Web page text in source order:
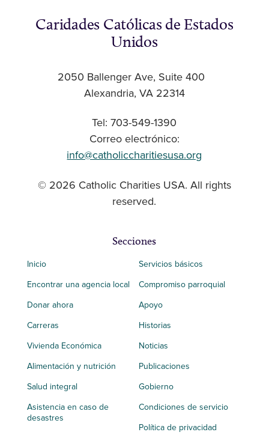
Caridades Católicas de Estados
Unidos
2050 Ballenger Ave, Suite 400
Alexandria, VA 22314
Tel: 703-549-1390
Correo electrónico:
info@catholiccharitiesusa.org
© 2026 Catholic Charities USA. All rights
reserved.
Secciones
Inicio
Encontrar una agencia local
Donar ahora
Carreras
Vivienda Económica
Alimentación y nutrición
Salud integral
Asistencia en caso de
desastres
Servicios básicos
Compromiso parroquial
Apoyo
Historias
Noticias
Publicaciones
Gobierno
Condiciones de servicio
Política de privacidad